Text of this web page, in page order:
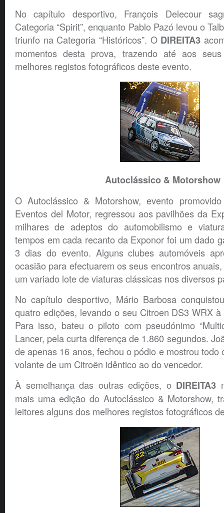
No capítulo desportivo, François Delecour
Categoria “Spirit”, enquanto Pablo Pazó levou o
triunfo na Categoria “Históricos”. ODIREITA3
momentos desta prova, trazendo até aos
melhores registos fotográficos deste evento.
Autoclássico & Motorshow
O Autoclássico & Motorshow, evento
Eventos del Motor, regressou aos pavilhões da
milhares de adeptos do automobilismo e
tempos em cada recanto da Exponor foi um dado
3 dias do evento. Alguns clubes automóveis
ocasião para efectuarem os seus encontros
um variado lote de viaturas clássicas nos diversos
No capítulo desportivo, Mário Barbosa
quatro edições, levando o seu Citroen DS3 WRX
Para isso, bateu o piloto com pseudónimo
Lancer, pela curta diferença de 1.860 segundos.
de apenas 16 anos, fechou o pódio e mostrou todo
volante de um Citroën idêntico ao do vencedor.
À semelhança das outras edições, o DIREITA3
mais uma edição do Autoclássico & Motorshow,
leitores alguns dos melhores registos fotográficos